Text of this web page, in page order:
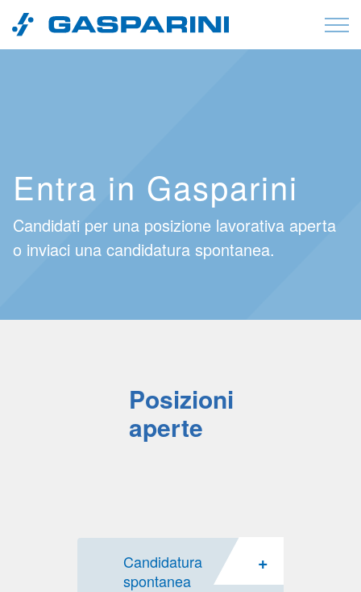
Vai al contenuto
Entra in Gasparini
Candidati per una posizione lavorativa aperta
o inviaci una candidatura spontanea.
Posizioni
aperte
Candidatura
spontanea